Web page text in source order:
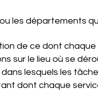
les départements
de ce dont
sur le lieu où se
lesquels les
dont chaque